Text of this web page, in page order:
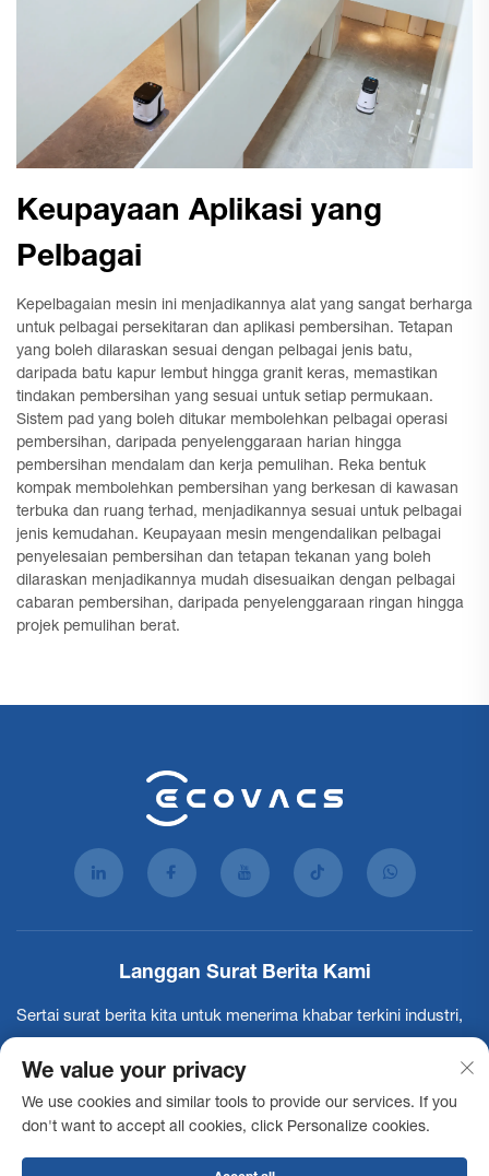
Keupayaan Aplikasi yang
Pelbagai
Kepelbagaian mesin ini menjadikannya alat yang sangat berharga
untuk pelbagai persekitaran dan aplikasi pembersihan. Tetapan
yang boleh dilaraskan sesuai dengan pelbagai jenis batu,
daripada batu kapur lembut hingga granit keras, memastikan
tindakan pembersihan yang sesuai untuk setiap permukaan.
Sistem pad yang boleh ditukar membolehkan pelbagai operasi
pembersihan, daripada penyelenggaraan harian hingga
pembersihan mendalam dan kerja pemulihan. Reka bentuk
kompak membolehkan pembersihan yang berkesan di kawasan
terbuka dan ruang terhad, menjadikannya sesuai untuk pelbagai
jenis kemudahan. Keupayaan mesin mengendalikan pelbagai
penyelesaian pembersihan dan tetapan tekanan yang boleh
dilaraskan menjadikannya mudah disesuaikan dengan pelbagai
cabaran pembersihan, daripada penyelenggaraan ringan hingga
projek pemulihan berat.
Langgan Surat Berita Kami
Sertai surat berita kita untuk menerima khabar terkini industri,
Langgan
We value your privacy
We use cookies and similar tools to provide our services. If you
don't want to accept all cookies, click Personalize cookies.